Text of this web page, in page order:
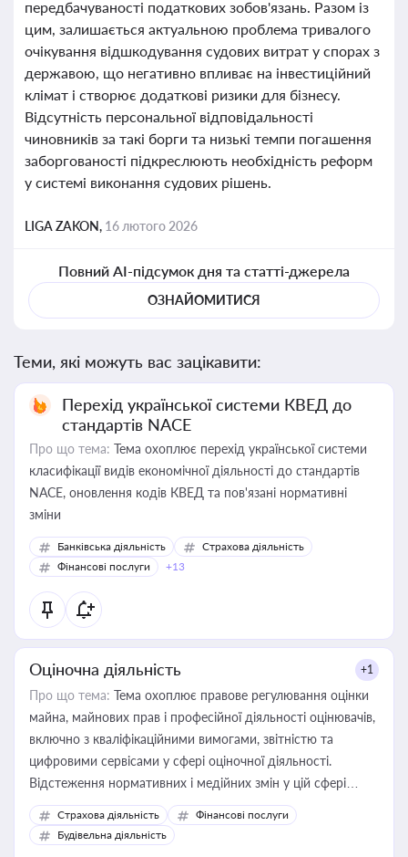
передбачуваності податкових зобов'язань. Разом із
цим, залишається актуальною проблема тривалого
очікування відшкодування судових витрат у спорах з
державою, що негативно впливає на інвестиційний
клімат і створює додаткові ризики для бізнесу.
Відсутність персональної відповідальності
чиновників за такі борги та низькі темпи погашення
заборгованості підкреслюють необхідність реформ
у системі виконання судових рішень.
LIGA ZAKON, 16 лютого 2026
Повний AI-підсумок дня та статті-джерела
ОЗНАЙОМИТИСЯ
Теми, які можуть вас зацікавити:
Перехід української системи КВЕД до
стандартів NACE
Про що тема: Тема охоплює перехід української системи
класифікації видів економічної діяльності до стандартів
NACE, оновлення кодів КВЕД та пов'язані нормативні
зміни
Банківська діяльність
Страхова діяльність
Фінансові послуги
+13
Оціночна діяльність +1
Про що тема: Тема охоплює правове регулювання оцінки
майна, майнових прав і професійної діяльності оцінювачів,
включно з кваліфікаційними вимогами, звітністю та
цифровими сервісами у сфері оціночної діяльності.
Відстеження нормативних і медійних змін у цій сфері
корисне для власника бізнесу, керівника, юриста або
бухгалтера під час оподаткування, приватизації, оренди
державного майна, корпоративних угод і перевірки
Страхова діяльність
Фінансові послуги
Будівельна діяльність